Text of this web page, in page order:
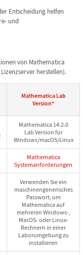
Entscheidung helfen
und
von Mathematica
herstellen).
Mathematica Lab
Version*
Mathematica 14.2.0
Lab Version für
Windows/macOS/Linux
Mathematica
Systemanforderungen
Verwenden Sie ein
maschinengenerisches
Passwort, um
Mathematica auf
mehreren Windows-,
MacOS- oder Linux-
Rechnern in einer
Laborumgebung zu
installieren